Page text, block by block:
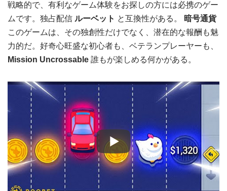
戦略的で、有利なゲーム体験をお探しの方には必携のゲー
ムです。独占配信 ルーベット と互換性がある。
暗号通貨
このゲームは、その独創性だけでなく、潜在的な報酬も魅
力的だ。好奇心旺盛な初心者も、ベテランプレーヤーも、
Mission Uncrossable 誰もが楽しめる何かがある。